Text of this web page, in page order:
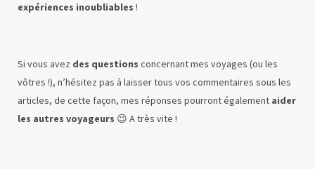
expériences inoubliables !
Si vous avez des questions concernant mes voyages (ou les
vôtres !), n’hésitez pas à laisser tous vos commentaires sous les
articles, de cette façon, mes réponses pourront également aider
les autres voyageurs 😉 A très vite !